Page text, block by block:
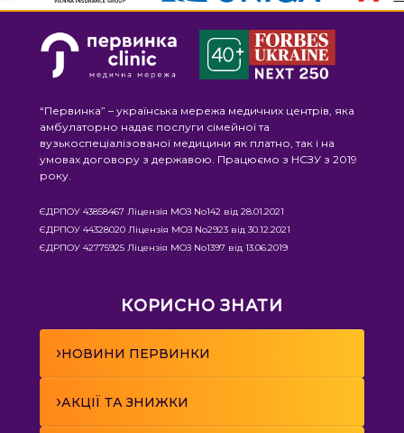
“Первинка” – українська мережа медичних центрів, яка
амбулаторно надає послуги сімейної та
вузькоспеціалізованої медицини як платно, так і на
умовах договору з державою. Працюємо з НСЗУ з 2019
року.
ЄДРПОУ 43858467 Ліцензія МОЗ No142 від 28.01.2021
ЄДРПОУ 44328020 Ліцензія МОЗ No2923 від 30.12.2021
ЄДРПОУ 42775925 Ліцензія МОЗ No1397 від 13.06.2019
КОРИСНО ЗНАТИ
›НОВИНИ ПЕРВИНКИ
›АКЦІЇ ТА ЗНИЖКИ